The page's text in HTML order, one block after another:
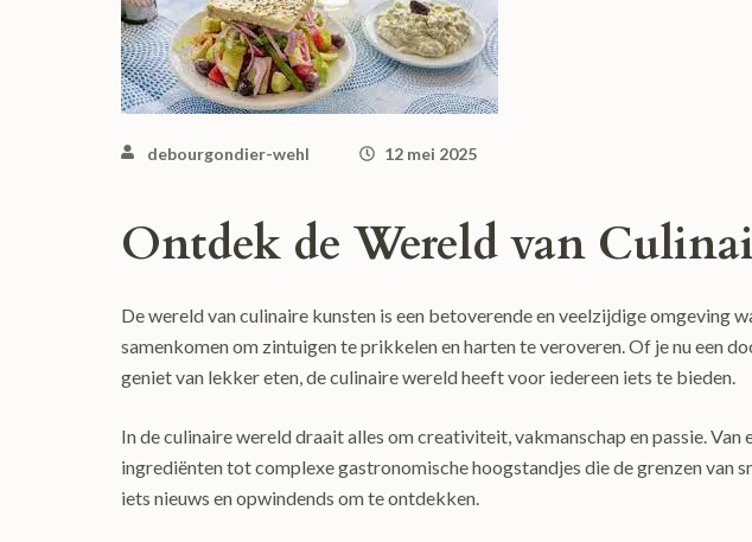
debourgondier-wehl 12 mei 2025
Ontdek de Wereld van
De wereld van culinaire kunsten is een betoverende en veelzijdige omgeving
samenkomen om zintuigen te prikkelen en harten te veroveren. Of je nu een
geniet van lekker eten, de culinaire wereld heeft voor iedereen iets te bieden.
In de culinaire wereld draait alles om creativiteit, vakmanschap en passie.
ingrediënten tot complexe gastronomische hoogstandjes die de grenzen van
iets nieuws en opwindends om te ontdekken.